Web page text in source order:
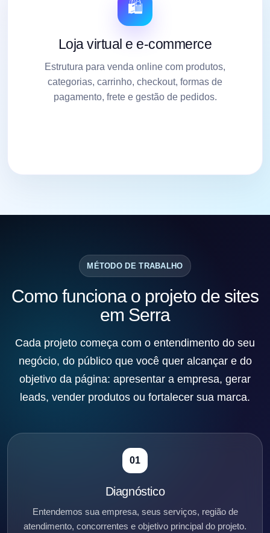
🛍️
Loja virtual e e-commerce
Estrutura para venda online com produtos,
categorias, carrinho, checkout, formas de
pagamento, frete e gestão de pedidos.
MÉTODO DE TRABALHO
Como funciona o projeto de sites
em Serra
Cada projeto começa com o entendimento do seu
negócio, do público que você quer alcançar e do
objetivo da página: apresentar a empresa, gerar
leads, vender produtos ou fortalecer sua marca.
01
Diagnóstico
Entendemos sua empresa, seus serviços, região de
atendimento, concorrentes e objetivo principal do projeto.